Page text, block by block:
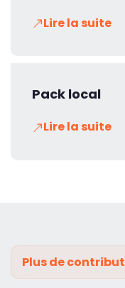
Lire la suite
Pack local
Lire la suite
Plus de